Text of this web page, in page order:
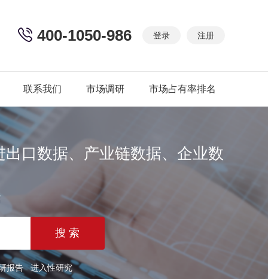
登录 注册
400-1050-986
联系我们 市场调研 市场占有率排名
口数据、产业链数据、企业数
报告 进入性研究